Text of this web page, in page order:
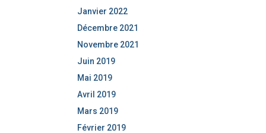
Janvier 2022
Décembre 2021
Novembre 2021
Juin 2019
Mai 2019
Avril 2019
Mars 2019
Février 2019